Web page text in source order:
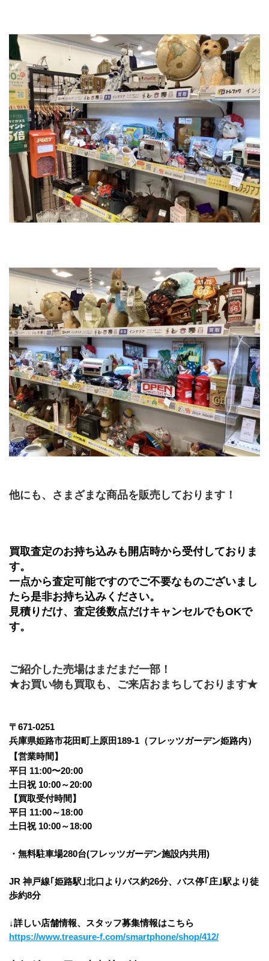
他にも、さまざまな商品を販売しております！
買取査定のお持ち込みも開店時から受付しておりま
す。
一点から査定可能ですのでご不要なものございまし
たら是非お持ち込みください。
見積りだけ、査定後数点だけキャンセルでもOKで
す。
ご紹介した売場はまだまだ一部！
★お買い物も買取も、ご来店おまちしております★
〒671-0251
兵庫県姫路市花田町上原田189-1（フレッツガーデン姫路内）
【営業時間】
平日 11:00〜20:00
土日祝 10:00～20:00
【買取受付時間】
平日 11:00～18:00
土日祝 10:00～18:00
・無料駐車場280台(フレッツガーデン施設内共用)
JR 神戸線｢姫路駅｣北口よりバス約26分、バス停｢庄｣駅より徒
歩約8分
↓詳しい店舗情報、スタッフ募集情報はこちら
https://www.treasure-f.com/smartphone/shop/412/